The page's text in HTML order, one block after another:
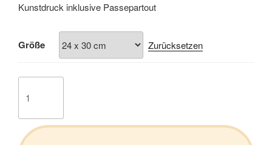
Kunstdruck inklusive Passepartout
Größe Zurücksetzen
01